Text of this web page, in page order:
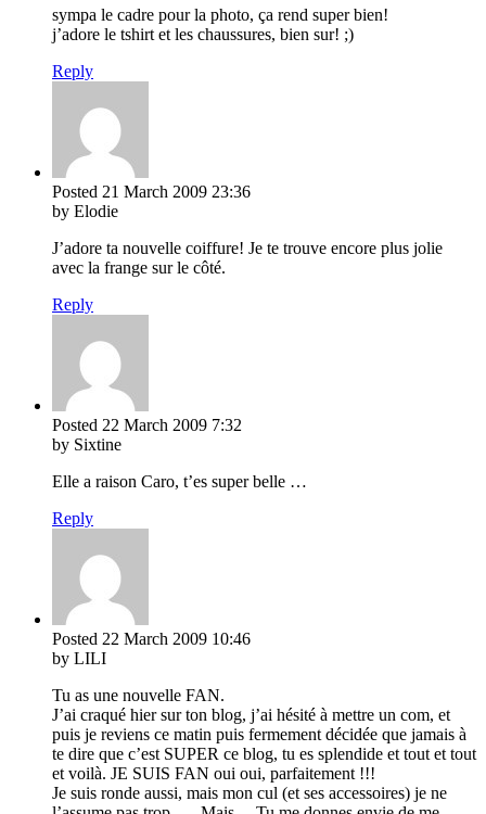
sympa le cadre pour la photo, ça rend super bien!
j’adore le tshirt et les chaussures, bien sur! ;)
Reply
Posted 21 March 2009 23:36
by Elodie
J’adore ta nouvelle coiffure! Je te trouve encore plus jolie
avec la frange sur le côté.
Reply
Posted 22 March 2009 7:32
by Sixtine
Elle a raison Caro, t’es super belle …
Reply
Posted 22 March 2009 10:46
by LILI
Tu as une nouvelle FAN.
J’ai craqué hier sur ton blog, j’ai hésité à mettre un com, et
puis je reviens ce matin puis fermement décidée que jamais à
te dire que c’est SUPER ce blog, tu es splendide et tout et tout
et voilà. JE SUIS FAN oui oui, parfaitement !!!
Je suis ronde aussi, mais mon cul (et ses accessoires) je ne